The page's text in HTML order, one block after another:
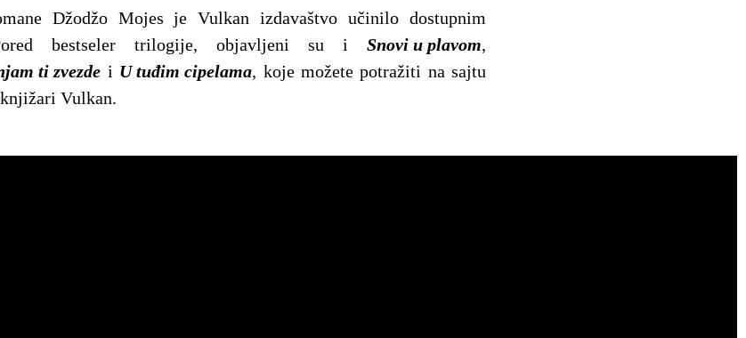
Džodžo Mojes je Vulkan izdavaštvo učinilo dostupnim
bestseler trilogije, objavljeni su i Snovi u plavom,
ti zvezde i U tuđim cipelama, koje možete potražiti na sajtu
Vulkan.